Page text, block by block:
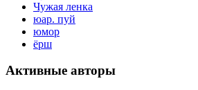
Чужая ленка
юар. пуй
юмор
ёрш
Активные авторы